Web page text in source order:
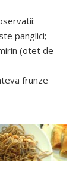
panglici;
(otet de
frunze